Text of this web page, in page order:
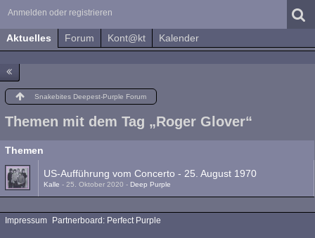
Anmelden oder registrieren
Aktuelles Forum Kont@kt Kalender
Snakebites Deepest-Purple Forum
Themen mit dem Tag „Roger Glover“
Themen
US-Aufführung vom Concerto - 25. August 1970
Kalle - 25. Oktober 2020 - Deep Purple
Impressum Partnerboard: Perfect Purple